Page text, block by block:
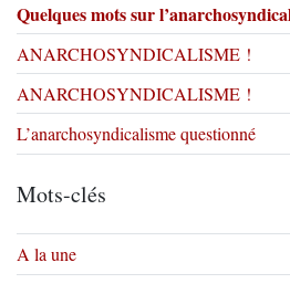
Quelques mots sur
ANARCHOSYNDICALISME !
ANARCHOSYNDICALISME !
L’anarchosyndicalisme questionné
Mots-clés
A la une